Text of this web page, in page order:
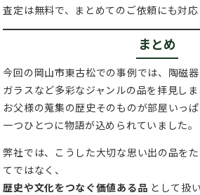
査定は無料で、まとめてのご依頼にも対応
まとめ
今回の岡山市東古松での事例では、陶磁
ガラスなど多彩なジャンルの品を拝見しま
お父様の蒐集の歴史そのものが部屋いっ
一つひとつに物語が込められていました。
弊社では、こうした大切な思い出の品を
てではなく、
歴史や文化をつなぐ価値ある品 として扱